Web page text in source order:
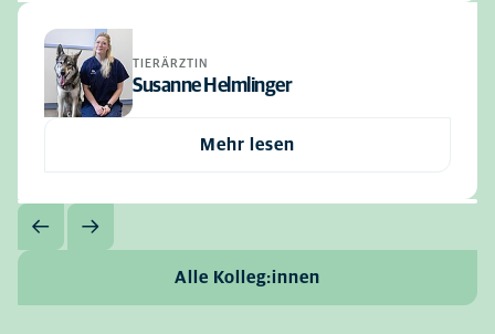
TIERÄRZTIN
Susanne Helmlinger
Mehr lesen
Alle Kolleg:innen